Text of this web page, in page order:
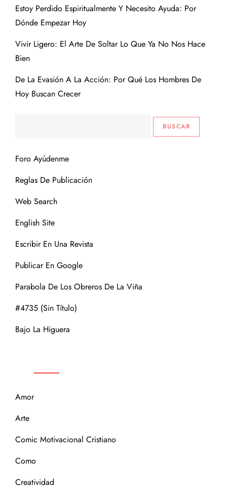
Estoy Perdido Espiritualmente Y Necesito Ayuda: Por
Dónde Empezar Hoy
Vivir Ligero: El Arte De Soltar Lo Que Ya No Nos Hace
Bien
De La Evasión A La Acción: Por Qué Los Hombres De
Hoy Buscan Crecer
Foro Ayúdenme
Reglas De Publicación
Web Search
English Site
Escribir En Una Revista
Publicar En Google
Parabola De Los Obreros De La Viña
#4735 (sin Título)
Bajo La Higuera
Amor
Arte
Comic Motivacional Cristiano
Como
Creatividad